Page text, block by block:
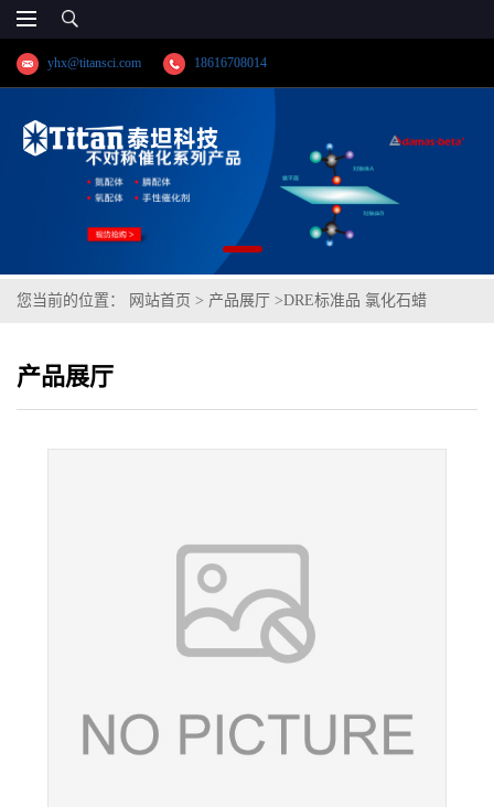
yhx@titansci.com 18616708014
您当前的位置： 网站首页 > 产品展厅 >DRE标准品 氯化石蜡
产品展厅